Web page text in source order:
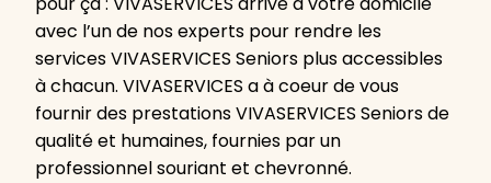
avec l’un de nos experts pour rendre les
services VIVASERVICES Seniors plus accessibles
à chacun. VIVASERVICES a à coeur de vous
fournir des prestations VIVASERVICES Seniors de
qualité et humaines, fournies par un
professionnel souriant et chevronné.